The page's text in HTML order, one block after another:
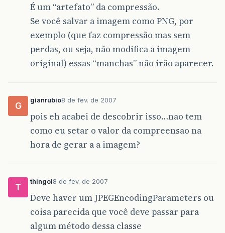
É um “artefato” da compressão.
Se você salvar a imagem como PNG, por
exemplo (que faz compressão mas sem
perdas, ou seja, não modifica a imagem
original) essas “manchas” não irão aparecer.
G
gianrubio8 de fev. de 2007
pois eh acabei de descobrir isso…nao tem
como eu setar o valor da compreensao na
hora de gerar a a imagem?
T
thingol8 de fev. de 2007
Deve haver um JPEGEncodingParameters ou
coisa parecida que você deve passar para
algum método dessa classe